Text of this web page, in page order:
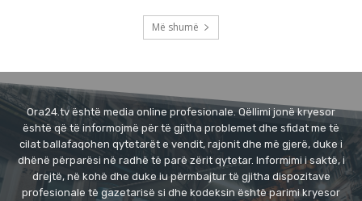
Më shumë
Ora24.tv është media online profesionale. Qëllimi jonë kryesor
është që të informojmë për të gjitha problemet dhe sfidat me të
cilat ballafaqohen qytetarët e vendit, rajonit dhe më gjerë, duke i
dhënë përparësi në radhë të parë zërit qytetar. Informimi i saktë, i
drejtë, në kohë dhe duke iu përmbajtur të gjitha dispozitave
profesionale të gazetarisë si dhe kodeksin është parimi kryesor